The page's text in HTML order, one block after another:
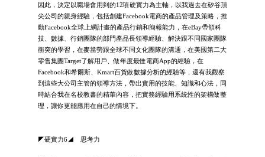
因此，決定以職場會用到的12項硬實力為主軸，以我過去在矽谷頂
尖公司的親身經驗，包括創建Facebook電商的產品管理及策略，推
動Facebook全球上網計畫的產品行銷和簡報能力，在eBay帶領科
技、數據、行銷團隊的部門產品長領導經驗、解決跟不同國家團隊
衝突的學習，在麥當勞跟全球不同文化團隊的溝通，在美國第二大
零售集團Target了解用戶、做年度最佳電商App的經驗，在
Facebook和希爾斯、Kmart百貨做數據分析的經驗等，還有我觀察
到這些大公司主管的領導方法，帶出實用的技能、知識和心法，同
時結合我在名校教書的精華內容，把實務經驗用系統性的架構做整
理，讓你更能應用在自己的情境下。
◤硬實力6◢ 思考力